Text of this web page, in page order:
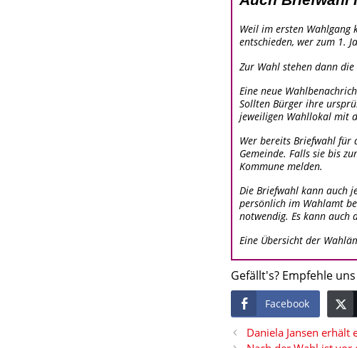
Weil im ersten
entschieden, wer zum 1.
Zur Wahl stehen dann die
Eine neue
Sollten Bürger ihre
jeweiligen Wahllokal mit
Wer bereits Briefwahl für
Gemeinde. Falls sie bis
Kommune melden.
Die Briefwahl kann auch
persönlich im Wahlamt
notwendig. Es kann auch
Eine Übersicht der
Gefällt's? Empfehle
Facebook
Daniela Jansen erhält